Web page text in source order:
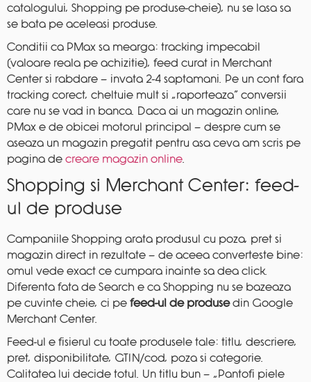
catalogului, Shopping pe produse-cheie), nu se lasa sa
se bata pe aceleasi produse.
Conditii ca PMax sa mearga: tracking impecabil
(valoare reala pe achizitie), feed curat in Merchant
Center si rabdare — invata 2-4 saptamani. Pe un cont fara
tracking corect, cheltuie mult si „raporteaza” conversii
care nu se vad in banca. Daca ai un magazin online,
PMax e de obicei motorul principal — despre cum se
aseaza un magazin pregatit pentru asa ceva am scris pe
pagina de creare magazin online
Shopping si Merchant Center: feed-
ul de produse
Campaniile Shopping arata produsul cu poza, pret si
magazin direct in rezultate — de aceea converteste bine:
omul vede exact ce cumpara inainte sa dea click.
Diferenta fata de Search e ca Shopping nu se bazeaza
pe cuvinte cheie, ci pe feed-ul de produsedin Google
Merchant Center.
Feed-ul e fisierul cu toate produsele tale: titlu, descriere,
pret, disponibilitate, GTIN/cod, poza si categorie.
Calitatea lui decide totul. Un titlu bun — „Pantofi piele